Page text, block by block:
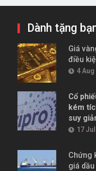
Dành tặng
Giá
điều
4
Cổ
kém
suy
17
Chứng
giá